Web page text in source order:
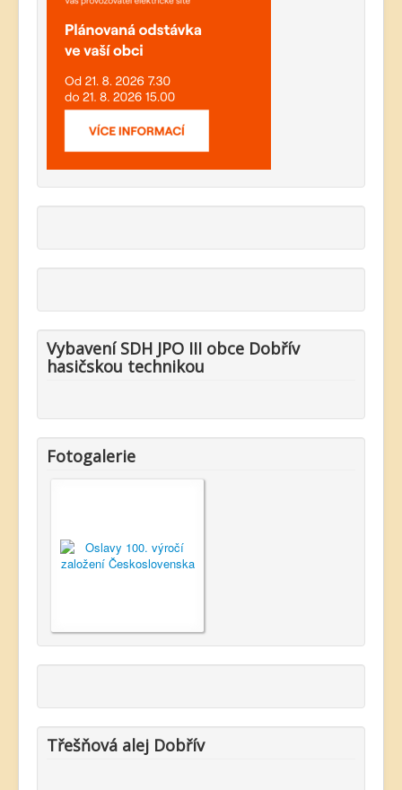
Vybavení SDH JPO III obce Dobřív
hasičskou technikou
Fotogalerie
Třešňová alej Dobřív